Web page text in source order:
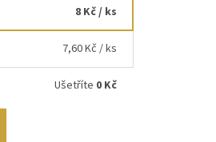
8 Kč/ ks
7,60 Kč / ks
Ušetříte 0 Kč